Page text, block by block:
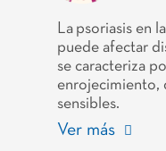
La psoriasis en
puede afectar
se caracteriza
enrojecimiento,
sensibles.
Ver más